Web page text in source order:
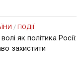
/ ПОДІЇ
як політика Росії:
захистити